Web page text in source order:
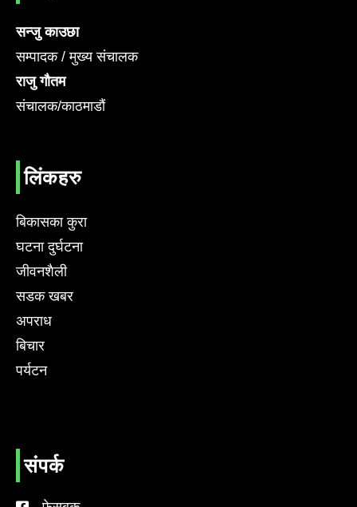
सन्जु काउछा
सम्पादक / मुख्य संचालक
राजु गौतम
संचालक/काठमाडौं
लिंकहरु
बिकासका कुरा
घटना दुर्घटना
जीवनशैली
सडक खबर
अपराध
बिचार
पर्यटन
संपर्क